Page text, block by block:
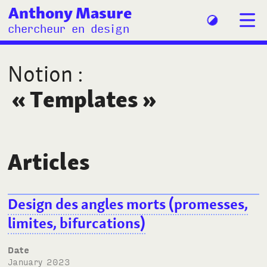
Anthony Masure
chercheur en design
Notion :
«Templates»
Articles
Design des angles morts (promesses,
limites, bifurcations)
Date
January 2023